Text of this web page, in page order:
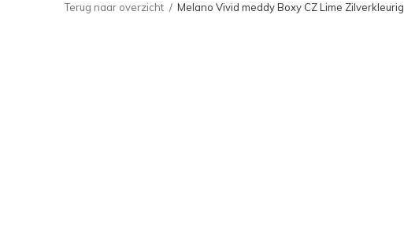
Terug naar overzicht Melano Vivid meddy Boxy CZ Lime Zilverkleurig